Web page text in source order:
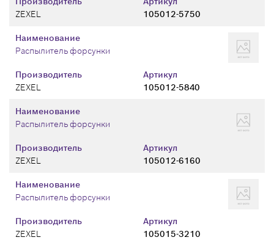
ZEXEL
105012-5750
Производитель
ZEXEL
Артикул
105012-5840
Наименование
Распылитель форсунки
Производитель
ZEXEL
Артикул
105012-6160
Наименование
Распылитель форсунки
Производитель
ZEXEL
Артикул
105015-3210
Наименование
Распылитель форсунки